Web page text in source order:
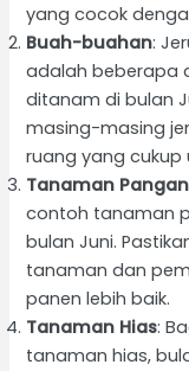
yang cocok
Buah-buahan:
adalah beberapa
ditanam di bulan
masing-masing
ruang yang
Tanaman Pangan
contoh tanaman
bulan Juni.
tanaman dan
panen lebih baik.
Tanaman Hias:
tanaman hias,